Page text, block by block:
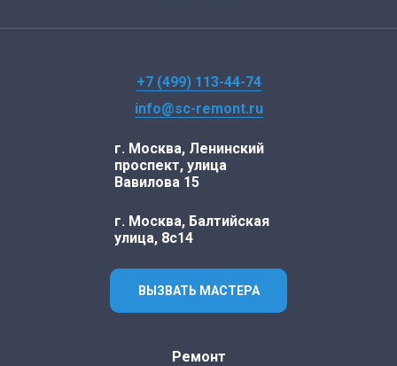
+7 (499) 113-44-74
info@sc-remont.ru
г. Москва, Ленинский
проспект, улица
Вавилова 15
г. Москва, Балтийская
улица, 8с14
ВЫЗВАТЬ МАСТЕРА
Ремонт